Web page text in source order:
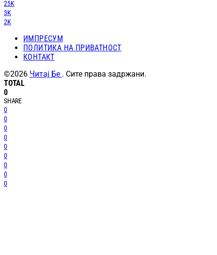
25K
3K
2K
ИМПРЕСУМ
ПОЛИТИКА НА ПРИВАТНОСТ
КОНТАКТ
©2026 Читај Бе . Сите права задржани.
TOTAL
0
SHARE
0
0
0
0
0
0
0
0
0